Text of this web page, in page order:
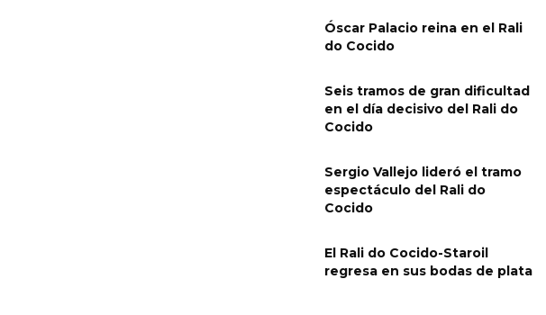
Óscar Palacio reina en el Rali
do Cocido
Seis tramos de gran dificultad
en el día decisivo del Rali do
Cocido
Sergio Vallejo lideró el tramo
espectáculo del Rali do
Cocido
El Rali do Cocido-Staroil
regresa en sus bodas de plata